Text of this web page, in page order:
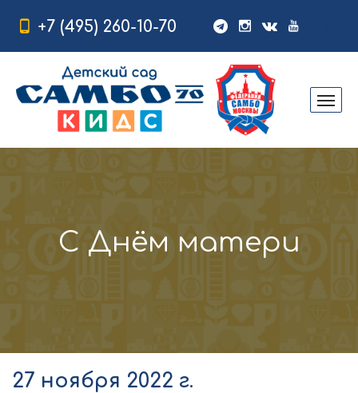
+7 (495) 260-10-70
С Днём матери
27 ноября 2022 г.